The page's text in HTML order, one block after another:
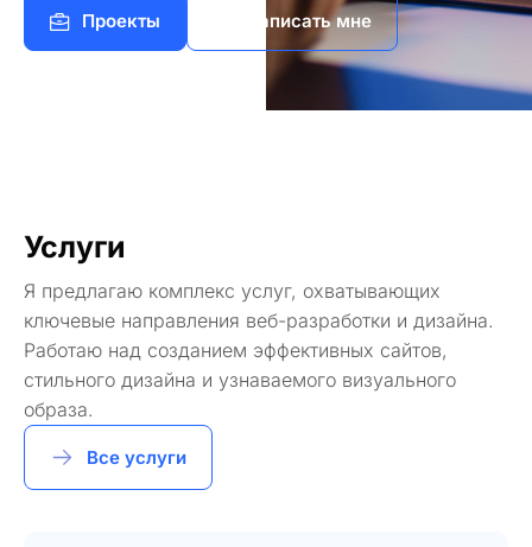
Проекты Написать мне
Услуги
Я предлагаю комплекс услуг, охватывающих
ключевые направления веб-разработки и дизайна.
Работаю над созданием эффективных сайтов,
стильного дизайна и узнаваемого визуального
образа.
Все услуги